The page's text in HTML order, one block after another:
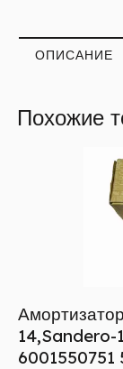
ОПИСАНИЕ
Похожие
14,Sandero-
6001550751